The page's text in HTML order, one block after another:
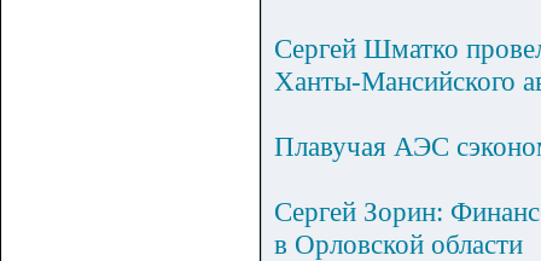
Сергей Шматко
Ханты-Мансийского
Плавучая АЭС
Сергей Зорин:
в Орловской области